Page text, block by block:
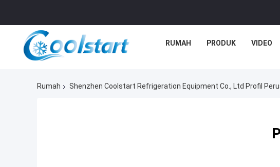
RUMAH PRODUK VIDEO
Rumah Shenzhen Coolstart Refrigeration Equipment Co., Ltd Profil